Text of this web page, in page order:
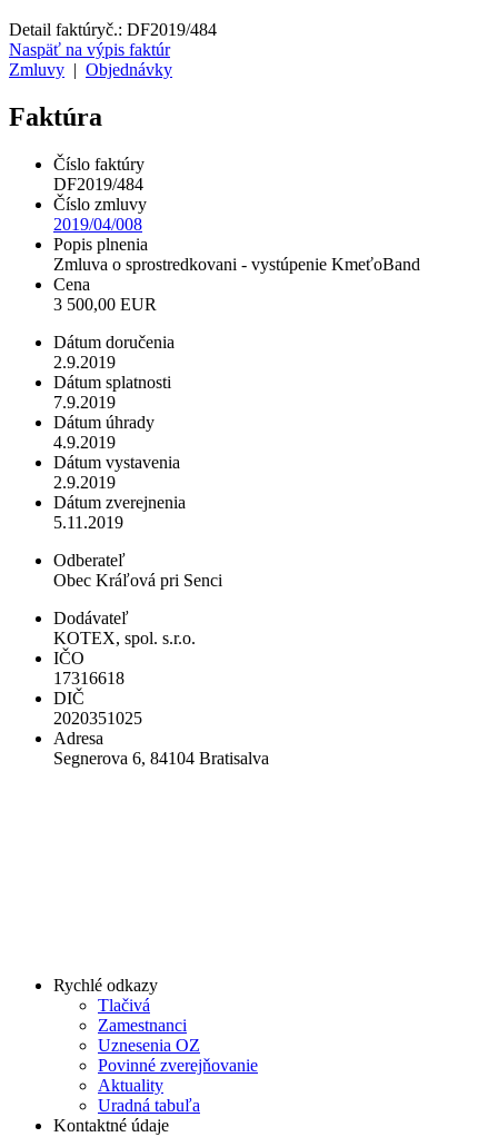
Detail faktúryč.: DF2019/484
Naspäť na výpis faktúr
Zmluvy
Objednávky
Faktúra
Číslo faktúry
DF2019/484
Číslo zmluvy
2019/04/008
Popis plnenia
Zmluva o sprostredkovani - vystúpenie KmeťoBand
Cena
3 500,00 EUR
Dátum doručenia
2.9.2019
Dátum splatnosti
7.9.2019
Dátum úhrady
4.9.2019
Dátum vystavenia
2.9.2019
Dátum zverejnenia
5.11.2019
Odberateľ
Obec Kráľová pri Senci
Dodávateľ
KOTEX, spol. s.r.o.
IČO
17316618
DIČ
2020351025
Adresa
Segnerova 6, 84104 Bratisalva
Rychlé odkazy
Tlačivá
Zamestnanci
Uznesenia OZ
Povinné zverejňovanie
Aktuality
Uradná tabuľa
Kontaktné údaje